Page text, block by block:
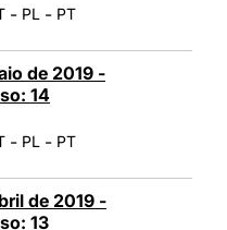
- PL - PT
de 2019 -
14
- PL - PT
de 2019 -
13